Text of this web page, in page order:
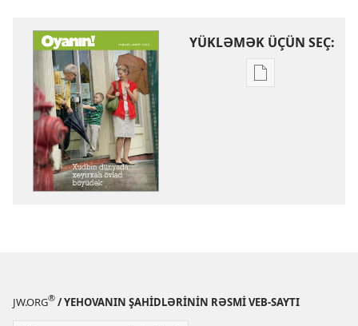
YÜKLƏMƏK ÜÇÜN SEÇ:
Nəşrləri
JW.ORG® / YEHOVANIN ŞAHİDLƏRİNİN RƏSMİ VEB-SAYTI